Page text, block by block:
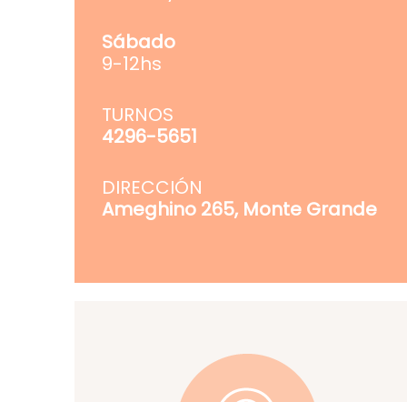
Sábado
9-12hs
TURNOS
4296-5651
DIRECCIÓN
Ameghino 265, Monte Grande